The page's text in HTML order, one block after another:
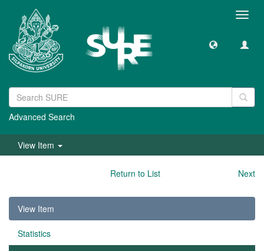
Advanced Search
View Item
Return to List Next
View Item
Statistics